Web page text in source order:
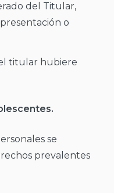
del Titular,
o
titular hubiere
se
prevalentes